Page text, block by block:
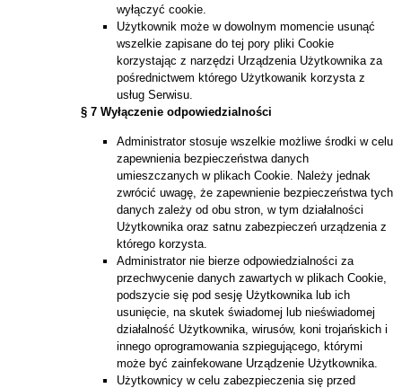
wyłączyć cookie.
Użytkownik może w dowolnym momencie usunąć
wszelkie zapisane do tej pory pliki Cookie
korzystając z narzędzi Urządzenia Użytkownika za
pośrednictwem którego Użytkowanik korzysta z
usług Serwisu.
§ 7 Wyłączenie odpowiedzialności
Administrator stosuje wszelkie możliwe środki w celu
zapewnienia bezpieczeństwa danych
umieszczanych w plikach Cookie. Należy jednak
zwrócić uwagę, że zapewnienie bezpieczeństwa tych
danych zależy od obu stron, w tym działalności
Użytkownika oraz satnu zabezpieczeń urządzenia z
którego korzysta.
Administrator nie bierze odpowiedzialności za
przechwycenie danych zawartych w plikach Cookie,
podszycie się pod sesję Użytkownika lub ich
usunięcie, na skutek świadomej lub nieświadomej
działalność Użytkownika, wirusów, koni trojańskich i
innego oprogramowania szpiegującego, którymi
może być zainfekowane Urządzenie Użytkownika.
Użytkownicy w celu zabezpieczenia się przed